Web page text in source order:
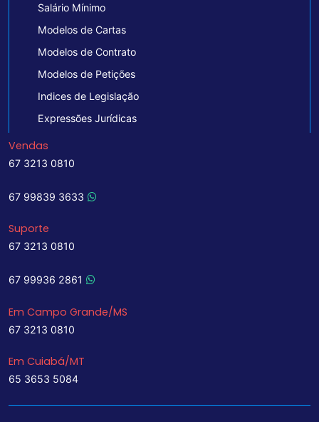
Salário Mínimo
Modelos de Cartas
Modelos de Contrato
Modelos de Petições
Indices de Legislação
Expressões Jurídicas
Vendas
67 3213 0810
67 99839 3633
Suporte
67 3213 0810
67 99936 2861
Em Campo Grande/MS
67 3213 0810
Em Cuiabá/MT
65 3653 5084